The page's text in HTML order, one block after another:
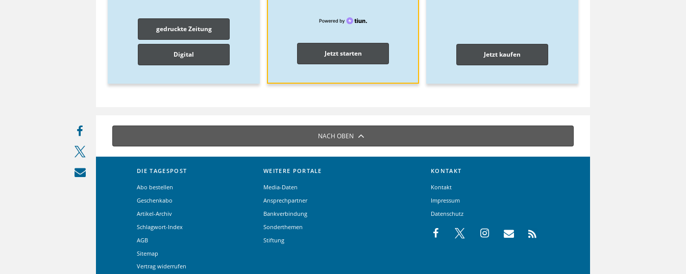
gedruckte Zeitung
Digital Jetzt starten Jetzt kaufen
NACH OBEN
DIE TAGESPOST
Abo bestellen
Geschenkabo
Artikel-Archiv
Schlagwort-Index
AGB
Sitemap
Vertrag widerrufen
WEITERE PORTALE
Media-Daten
Ansprechpartner
Bankverbindung
Sonderthemen
Stiftung
KONTAKT
Kontakt
Impressum
Datenschutz